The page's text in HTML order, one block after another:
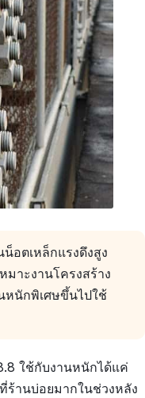
น็อตเหล็กแรงดึงสูง
มาะงานโครงสร้าง
หนักพิเศษขึ้นไปใช้
ใช้กับงานหนักได้แค่
ร้านบ่อยมากในช่วงหลัง